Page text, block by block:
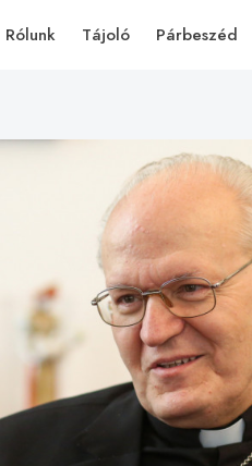
Rólunk Tájoló Párbeszéd